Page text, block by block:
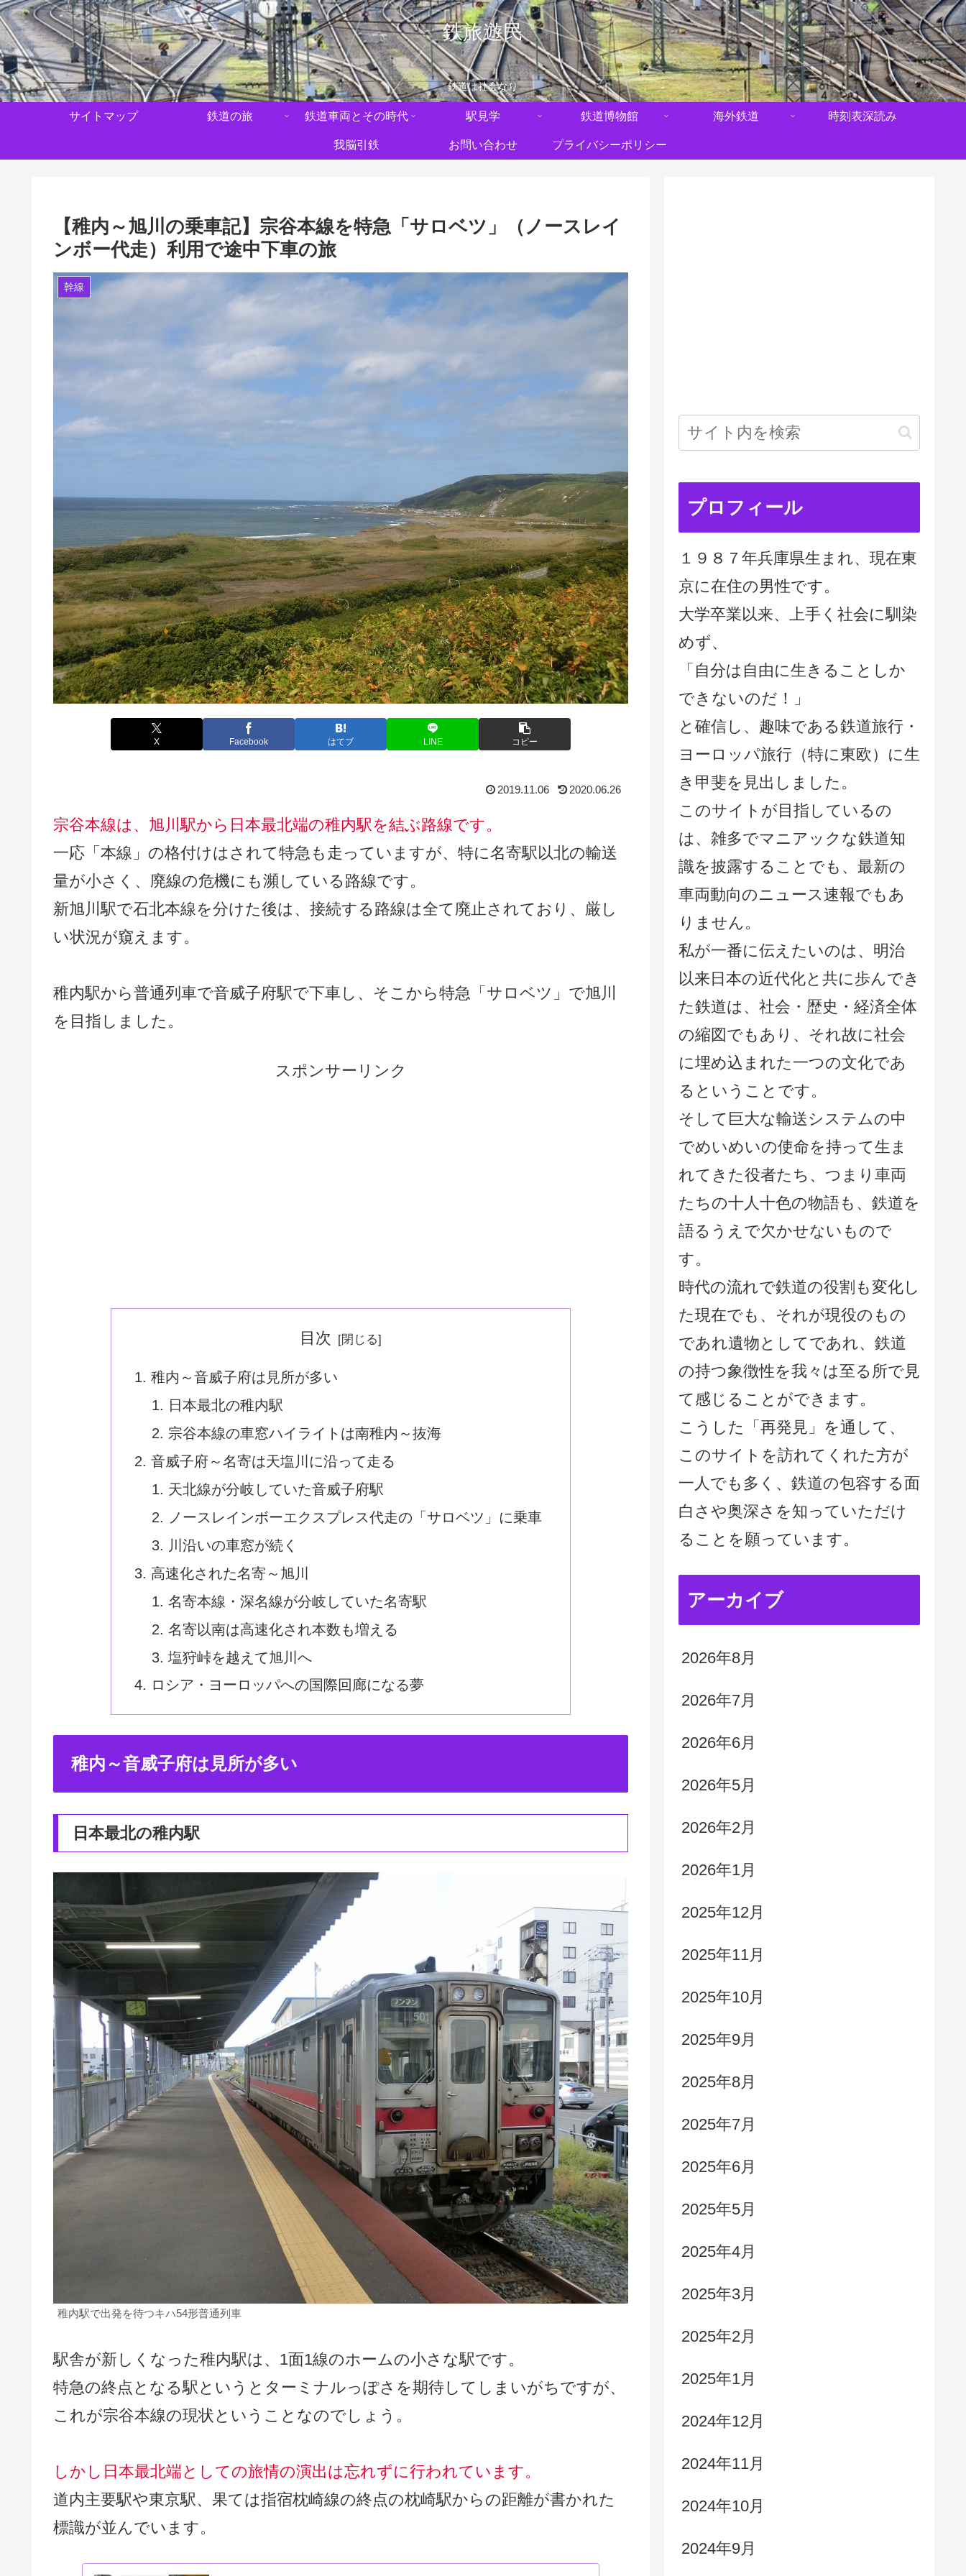
鉄旅遊民
鉄道は社会なり
サイトマップ 鉄道の旅 鉄道車両とその時代 駅見学 鉄道博物館 海外鉄道 時刻表深読み
我脳引鉄 お問い合わせ プライバシーポリシー
【稚内～旭川の乗車記】宗谷本線を特急「サロベツ」（ノースレイ
ンボー代走）利用で途中下車の旅
幹線
X Facebook はてブ LINE コピー
2019.11.06 2020.06.26
宗谷本線は、旭川駅から日本最北端の稚内駅を結ぶ路線です。
一応「本線」の格付けはされて特急も走っていますが、特に名寄駅以北の輸送
量が小さく、廃線の危機にも瀕している路線です。
新旭川駅で石北本線を分けた後は、接続する路線は全て廃止されており、厳し
い状況が窺えます。
稚内駅から普通列車で音威子府駅で下車し、そこから特急「サロベツ」で旭川
を目指しました。
スポンサーリンク
目次
稚内～音威子府は見所が多い
日本最北の稚内駅
宗谷本線の車窓ハイライトは南稚内～抜海
音威子府～名寄は天塩川に沿って走る
天北線が分岐していた音威子府駅
ノースレインボーエクスプレス代走の「サロベツ」に乗車
川沿いの車窓が続く
高速化された名寄～旭川
名寄本線・深名線が分岐していた名寄駅
名寄以南は高速化され本数も増える
塩狩峠を越えて旭川へ
ロシア・ヨーロッパへの国際回廊になる夢
稚内～音威子府は見所が多い
日本最北の稚内駅
稚内駅で出発を待つキハ54形普通列車
駅舎が新しくなった稚内駅は、1面1線のホームの小さな駅です。
特急の終点となる駅というとターミナルっぽさを期待してしまいがちですが、
これが宗谷本線の現状ということなのでしょう。
しかし日本最北端としての旅情の演出は忘れずに行われています。
道内主要駅や東京駅、果ては指宿枕崎線の終点の枕崎駅からの距離が書かれた
標識が並んでいます。
プロフィール
１９８７年兵庫県生まれ、現在東
京に在住の男性です。
大学卒業以来、上手く社会に馴染
めず、
「自分は自由に生きることしか
できないのだ！」
と確信し、趣味である鉄道旅行・
ヨーロッパ旅行（特に東欧）に生
き甲斐を見出しました。
このサイトが目指しているの
は、雑多でマニアックな鉄道知
識を披露することでも、最新の
車両動向のニュース速報でもあ
りません。
私が一番に伝えたいのは、明治
以来日本の近代化と共に歩んでき
た鉄道は、社会・歴史・経済全体
の縮図でもあり、それ故に社会
に埋め込まれた一つの文化であ
るということです。
そして巨大な輸送システムの中
でめいめいの使命を持って生ま
れてきた役者たち、つまり車両
たちの十人十色の物語も、鉄道を
語るうえで欠かせないもので
す。
時代の流れで鉄道の役割も変化し
た現在でも、それが現役のもの
であれ遺物としてであれ、鉄道
の持つ象徴性を我々は至る所で見
て感じることができます。
こうした「再発見」を通して、
このサイトを訪れてくれた方が
一人でも多く、鉄道の包容する面
白さや奥深さを知っていただけ
ることを願っています。
アーカイブ
2026年8月
2026年7月
2026年6月
2026年5月
2026年2月
2026年1月
2025年12月
2025年11月
2025年10月
2025年9月
2025年8月
2025年7月
2025年6月
2025年5月
2025年4月
2025年3月
2025年2月
2025年1月
2024年12月
2024年11月
2024年10月
2024年9月